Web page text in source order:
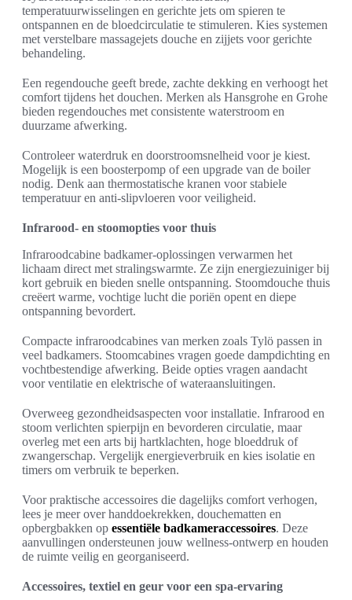
temperatuurwisselingen en gerichte jets om spieren te
ontspannen en de bloedcirculatie te stimuleren. Kies systemen
met verstelbare massagejets douche en zijjets voor gerichte
behandeling.
Een regendouche geeft brede, zachte dekking en verhoogt het
comfort tijdens het douchen. Merken als Hansgrohe en Grohe
bieden regendouches met consistente waterstroom en
duurzame afwerking.
Controleer waterdruk en doorstroomsnelheid voor je kiest.
Mogelijk is een boosterpomp of een upgrade van de boiler
nodig. Denk aan thermostatische kranen voor stabiele
temperatuur en anti-slipvloeren voor veiligheid.
Infrarood- en stoomopties voor thuis
Infraroodcabine badkamer-oplossingen verwarmen het
lichaam direct met stralingswarmte. Ze zijn energiezuiniger bij
kort gebruik en bieden snelle ontspanning. Stoomdouche thuis
creëert warme, vochtige lucht die poriën opent en diepe
ontspanning bevordert.
Compacte infraroodcabines van merken zoals Tylö passen in
veel badkamers. Stoomcabines vragen goede dampdichting en
vochtbestendige afwerking. Beide opties vragen aandacht
voor ventilatie en elektrische of wateraansluitingen.
Overweeg gezondheidsaspecten voor installatie. Infrarood en
stoom verlichten spierpijn en bevorderen circulatie, maar
overleg met een arts bij hartklachten, hoge bloeddruk of
zwangerschap. Vergelijk energieverbruik en kies isolatie en
timers om verbruik te beperken.
Voor praktische accessoires die dagelijks comfort verhogen,
lees je meer over handdoekrekken, douchematten en
opbergbakken op essentiële badkameraccessoires. Deze
aanvullingen ondersteunen jouw wellness-ontwerp en houden
de ruimte veilig en georganiseerd.
Accessoires, textiel en geur voor een spa-ervaring